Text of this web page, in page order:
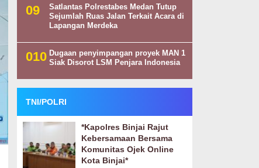
Satlantas Polrestabes Medan Tutup
Sejumlah Ruas Jalan Terkait Acara di
Lapangan Merdeka
Dugaan penyimpangan proyek MAN 1
Siak Disorot LSM Penjara Indonesia
TNI/POLRI
*Kapolres Binjai Rajut
Kebersamaan Bersama
Komunitas Ojek Online
Kota Binjai*